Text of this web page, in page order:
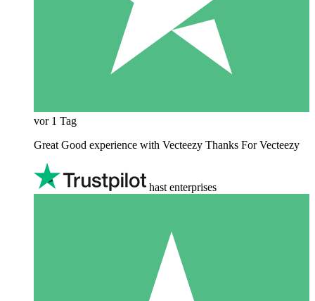
vor 1 Tag
Great Good experience with Vecteezy Thanks For Vecteezy
hast enterprises